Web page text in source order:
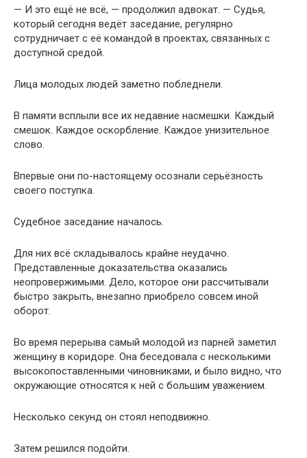
— И это ещё не всё, — продолжил адвокат. — Судья,
который сегодня ведёт заседание, регулярно
сотрудничает с её командой в проектах, связанных с
доступной средой.
Лица молодых людей заметно побледнели.
В памяти всплыли все их недавние насмешки. Каждый
смешок. Каждое оскорбление. Каждое унизительное
слово.
Впервые они по-настоящему осознали серьёзность
своего поступка.
Судебное заседание началось.
Для них всё складывалось крайне неудачно.
Представленные доказательства оказались
неопровержимыми. Дело, которое они рассчитывали
быстро закрыть, внезапно приобрело совсем иной
оборот.
Во время перерыва самый молодой из парней заметил
женщину в коридоре. Она беседовала с несколькими
высокопоставленными чиновниками, и было видно, что
окружающие относятся к ней с большим уважением.
Несколько секунд он стоял неподвижно.
Затем решился подойти.